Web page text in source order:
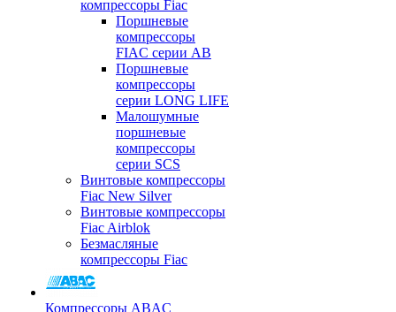
компрессоры Fiac
Поршневые
компрессоры
FIAC серии AB
Поршневые
компрессоры
серии LONG LIFE
Малошумные
поршневые
компрессоры
серии SCS
Винтовые компрессоры
Fiac New Silver
Винтовые компрессоры
Fiac Airblok
Безмасляные
компрессоры Fiac
Компрессоры ABAC